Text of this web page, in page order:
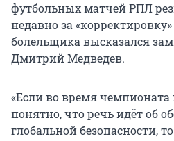
футбольных матчей РПЛ
недавно за
болельщика высказался
Дмитрий Медведев.
«Если во время
понятно, что речь идёт об
глобальной безопасности,